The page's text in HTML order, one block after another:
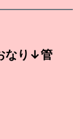
なり↓管